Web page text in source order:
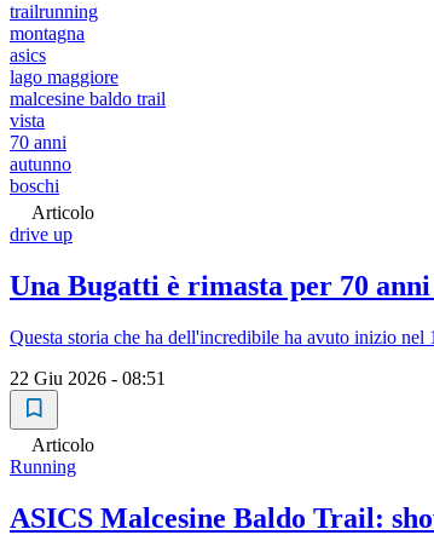
trailrunning
montagna
asics
lago maggiore
malcesine baldo trail
vista
70 anni
autunno
boschi
Articolo
drive up
Una Bugatti è rimasta per 70
Questa storia che ha dell'incredibile ha avuto inizio nel
22 Giu 2026 - 08:51
Articolo
Running
ASICS Malcesine Baldo Trail: